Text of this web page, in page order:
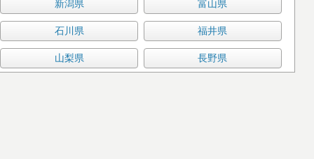
新潟県 富山県
石川県 福井県
山梨県 長野県